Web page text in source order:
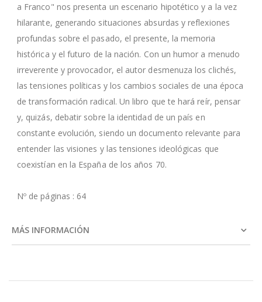
a Franco" nos presenta un escenario hipotético y a la vez
hilarante, generando situaciones absurdas y reflexiones
profundas sobre el pasado, el presente, la memoria
histórica y el futuro de la nación. Con un humor a menudo
irreverente y provocador, el autor desmenuza los clichés,
las tensiones políticas y los cambios sociales de una época
de transformación radical. Un libro que te hará reír, pensar
y, quizás, debatir sobre la identidad de un país en
constante evolución, siendo un documento relevante para
entender las visiones y las tensiones ideológicas que
coexistían en la España de los años 70.
Nº de páginas : 64
MÁS INFORMACIÓN